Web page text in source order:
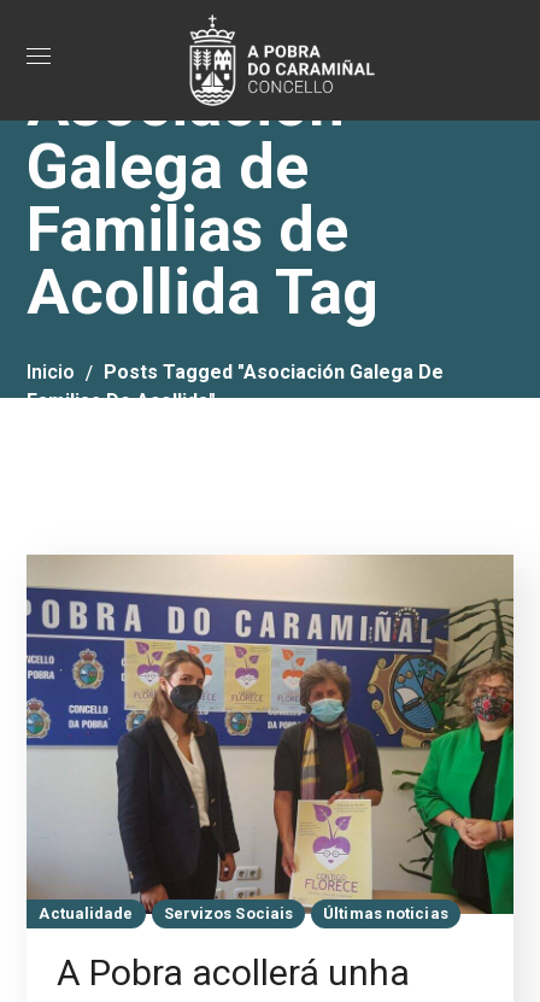
Asociación
Galega de
Familias de
Acollida Tag
Inicio
Posts Tagged "Asociación Galega De
Familias De Acollida"
Actualidade Servizos Sociais Últimas noticias
A Pobra acollerá unha